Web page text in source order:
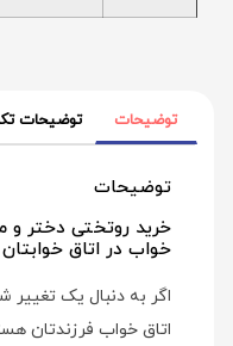
توضیحات توضیحات
توضیحات
خواب در اتاق خوابتان
اگر به دنبال یک
اتاق خواب فرزندتان